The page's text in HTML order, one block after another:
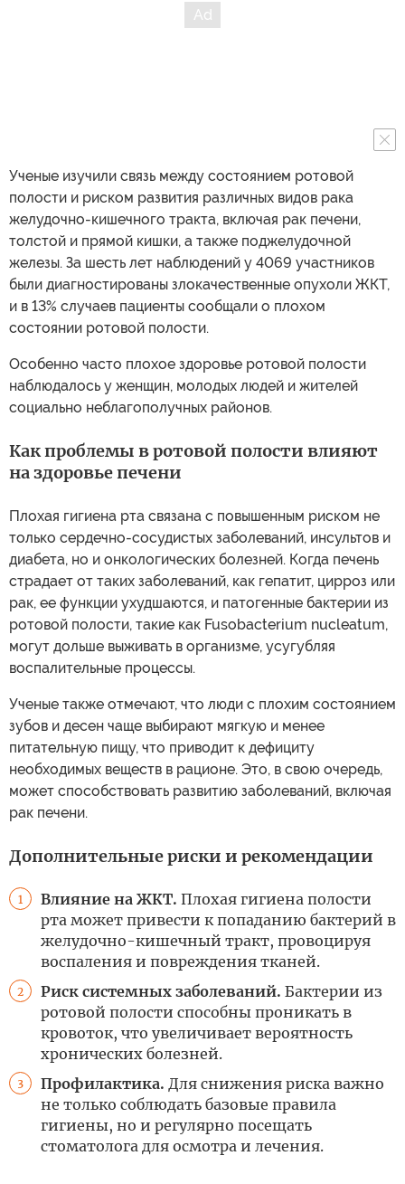
Ученые изучили связь между состоянием ротовой
полости и риском развития различных видов рака
желудочно-кишечного тракта, включая рак печени,
толстой и прямой кишки, а также поджелудочной
железы. За шесть лет наблюдений у 4069 участников
были диагностированы злокачественные опухоли ЖКТ,
и в 13% случаев пациенты сообщали о плохом
состоянии ротовой полости.
Особенно часто плохое здоровье ротовой полости
наблюдалось у женщин, молодых людей и жителей
социально неблагополучных районов.
Как проблемы в ротовой полости влияют
на здоровье печени
Плохая гигиена рта связана с повышенным риском не
только сердечно-сосудистых заболеваний, инсультов и
диабета, но и онкологических болезней. Когда печень
страдает от таких заболеваний, как гепатит, цирроз или
рак, ее функции ухудшаются, и патогенные бактерии из
ротовой полости, такие как Fusobacterium nucleatum,
могут дольше выживать в организме, усугубляя
воспалительные процессы.
Ученые также отмечают, что люди с плохим состоянием
зубов и десен чаще выбирают мягкую и менее
питательную пищу, что приводит к дефициту
необходимых веществ в рационе. Это, в свою очередь,
может способствовать развитию заболеваний, включая
рак печени.
Дополнительные риски и рекомендации
1 Влияние на ЖКТ. Плохая гигиена полости
рта может привести к попаданию бактерий в
желудочно-кишечный тракт, провоцируя
воспаления и повреждения тканей.
2 Риск системных заболеваний. Бактерии из
ротовой полости способны проникать в
кровоток, что увеличивает вероятность
хронических болезней.
3 Профилактика. Для снижения риска важно
не только соблюдать базовые правила
гигиены, но и регулярно посещать
стоматолога для осмотра и лечения.